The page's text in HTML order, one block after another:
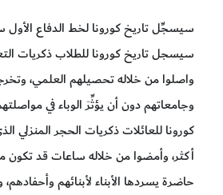
سيسجِّل تاريخ كورونا لخط الدفاع الأول
سيسجل تاريخ كورونا للطلاب ذكريات
واصلوا من خلاله تحصيلهم العلمي،
وجامعاتهم دون أن يؤثِّرَ الوباء في
كورونا للعائلات ذكريات الحجر المنزلي
أكثر، وأمضوا من خلاله ساعات قد تكون
حاضرة يسردها الأبناء لأبنائهم